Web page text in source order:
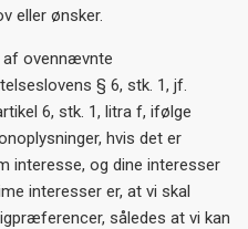
eller ønsker.
af ovennævnte
§ 6, stk. 1, jf.
6, stk. 1, litra f, ifølge
hvis det er
interesse, og dine interesser
interesser er, at vi skal
således at vi kan